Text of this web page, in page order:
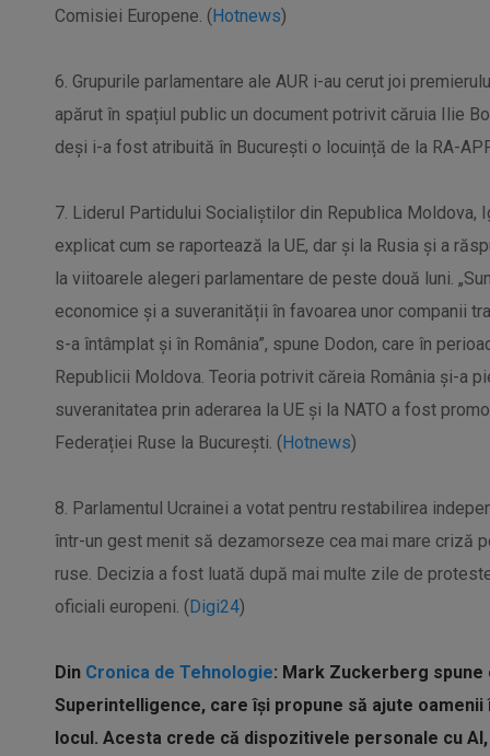
Comisiei Europene. (Hotnews)
6. Grupurile parlamentare ale AUR i-au cerut joi
apărut în spațiul public un document potrivit căruia Ilie
deși i-a fost atribuită în București o locuință de la RA-
7. Liderul Partidului Socialiștilor din Republica Moldova,
explicat cum se raportează la UE, dar și la Rusia și a
la viitoarele alegeri parlamentare de peste două luni.
economice și a suveranității în favoarea unor companii
s-a întâmplat și în România”, spune Dodon, care în
Republicii Moldova. Teoria potrivit căreia România și-a
suveranitatea prin aderarea la UE și la NATO a fost
Federației Ruse la București. (Hotnews)
8. Parlamentul Ucrainei a votat pentru restabilirea
într-un gest menit să dezamorseze cea mai mare criză
ruse. Decizia a fost luată după mai multe zile de
oficiali europeni. (Digi24)
Din Cronica de Tehnologie: Mark Zuckerberg
Superintelligence, care își propune să ajute
locul. Acesta crede că dispozitivele personale cu